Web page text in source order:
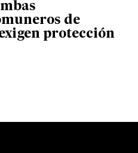
de
protección